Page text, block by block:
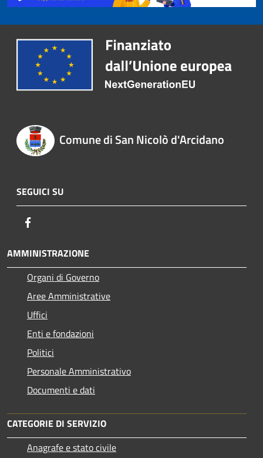
Comune di San Nicolò d'Arcidano
SEGUICI SU
AMMINISTRAZIONE
Organi di Governo
Aree Amministrative
Uffici
Enti e fondazioni
Politici
Personale Amministrativo
Documenti e dati
CATEGORIE DI SERVIZIO
Anagrafe e stato civile